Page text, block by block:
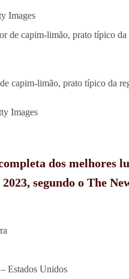
Images
capim-limão, prato típico da
Images
dos melhores
segundo o The
Estados Unidos